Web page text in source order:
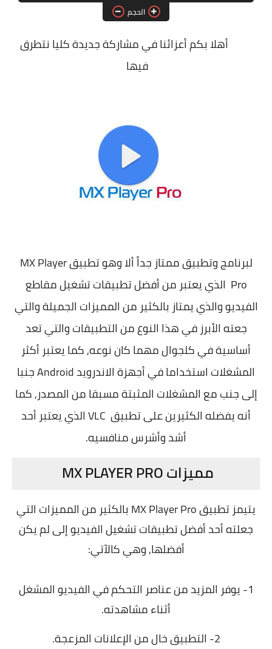
الحجم
أهلا بكم أعزائنا في مشاركة جديدة كليا نتطرق
فيها
لبرنامج وتطبيق ممتاز جداً ألا وهو تطبيق MX Player
Pro الذي يعتبر من أفضل تطبيقات تشغيل مقاطع
الفيديو والذي يمتاز بالكثير من المميزات الجميلة والتي
جعته الأبرز في هذا النوع من التطبيقات والتي تعد
أساسية في كلجوال مهما كان نوعه, كما يعتبر أكثر
المشغلات استخداما في أجهزة الاندرويد Android جنبا
إلى جنب مع المشغلات المثبتة مسبقا من المصدر, كما
أنه يفضله الكثيرين على تطبيق VLC الذي يعتبر أحد
أشد وأشرس منافسيه.
مميزات MX PLAYER PRO
يتيمز تطبيق MX Player Pro بالكثير من المميزات التي
جعلته أحد أفضل تطبيقات تشغيل الفيديو إلى لم يكن
أفضلها, وهي كالآتي:
1- يوفر المزيد من عناصر التحكم في الفيديو المشغل
أثناء مشاهدته.
2- التطبيق خال من الإعلانات المزعجة.